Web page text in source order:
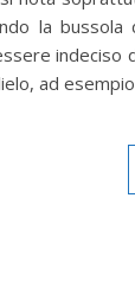
la
indeciso
ad